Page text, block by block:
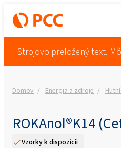
Strojovo preložený text.
Domov Energia a zdroje
ROKAnol®K14
Vzorky k dispozícii